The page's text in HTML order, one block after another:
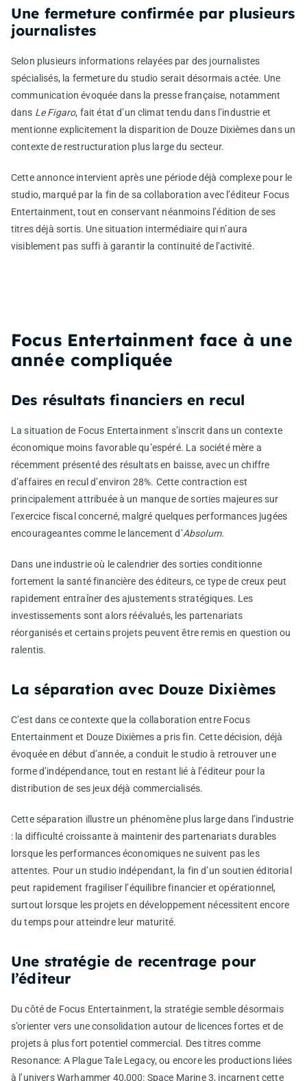
Une fermeture confirmée par plusieurs
journalistes
Selon plusieurs informations relayées par des journalistes
spécialisés, la fermeture du studio serait désormais actée. Une
communication évoquée dans la presse française, notamment
dans Le Figaro, fait état d’un climat tendu dans l’industrie et
mentionne explicitement la disparition de Douze Dixièmes dans un
contexte de restructuration plus large du secteur.
Cette annonce intervient après une période déjà complexe pour le
studio, marqué par la fin de sa collaboration avec l’éditeur Focus
Entertainment, tout en conservant néanmoins l’édition de ses
titres déjà sortis. Une situation intermédiaire qui n’aura
visiblement pas suffi à garantir la continuité de l’activité.
Focus Entertainment face à une
année compliquée
Des résultats financiers en recul
La situation de Focus Entertainment s’inscrit dans un contexte
économique moins favorable qu’espéré. La société mère a
récemment présenté des résultats en baisse, avec un chiffre
d’affaires en recul d’environ 28%. Cette contraction est
principalement attribuée à un manque de sorties majeures sur
l’exercice fiscal concerné, malgré quelques performances jugées
encourageantes comme le lancement d’Absolum.
Dans une industrie où le calendrier des sorties conditionne
fortement la santé financière des éditeurs, ce type de creux peut
rapidement entraîner des ajustements stratégiques. Les
investissements sont alors réévalués, les partenariats
réorganisés et certains projets peuvent être remis en question ou
ralentis.
La séparation avec Douze Dixièmes
C’est dans ce contexte que la collaboration entre Focus
Entertainment et Douze Dixièmes a pris fin. Cette décision, déjà
évoquée en début d’année, a conduit le studio à retrouver une
forme d’indépendance, tout en restant lié à l’éditeur pour la
distribution de ses jeux déjà commercialisés.
Cette séparation illustre un phénomène plus large dans l’industrie
: la difficulté croissante à maintenir des partenariats durables
lorsque les performances économiques ne suivent pas les
attentes. Pour un studio indépendant, la fin d’un soutien éditorial
peut rapidement fragiliser l’équilibre financier et opérationnel,
surtout lorsque les projets en développement nécessitent encore
du temps pour atteindre leur maturité.
Une stratégie de recentrage pour
l’éditeur
Du côté de Focus Entertainment, la stratégie semble désormais
s’orienter vers une consolidation autour de licences fortes et de
projets à plus fort potentiel commercial. Des titres comme
Resonance: A Plague Tale Legacy, ou encore les productions liées
à l’universWarhammer 40,000: Space Marine 3, incarnent cette